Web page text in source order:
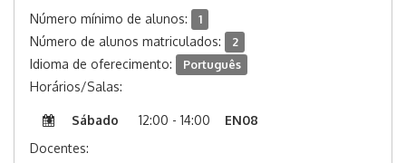
Número mínimo de alunos: 1
Número de alunos matriculados: 2
Idioma de oferecimento: Português
Horários/Salas:
Sábado 12:00 - 14:00
EN08
Docentes: